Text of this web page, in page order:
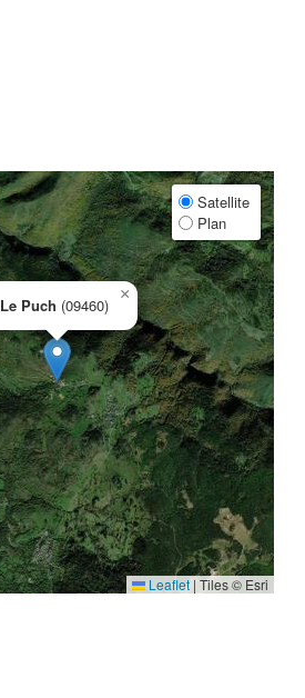
Le Puch (09460)
×
Satellite
Plan
Leaflet | Tiles © Esri